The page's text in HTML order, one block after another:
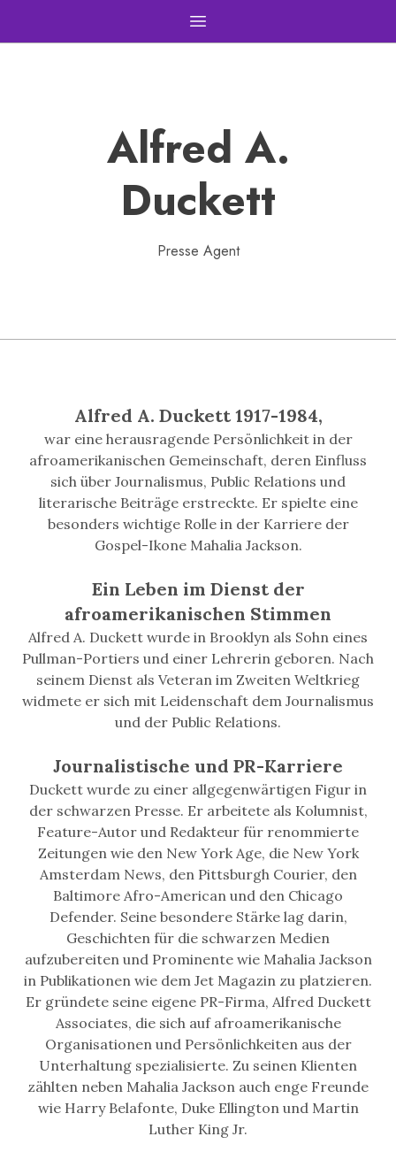
Open main menu
Alfred A.
Duckett
Presse Agent
Alfred A. Duckett 1917-1984,
war eine herausragende Persönlichkeit in der
afroamerikanischen Gemeinschaft, deren Einfluss
sich über Journalismus, Public Relations und
literarische Beiträge erstreckte. Er spielte eine
besonders wichtige Rolle in der Karriere der
Gospel-Ikone Mahalia Jackson.
Ein Leben im Dienst der
afroamerikanischen Stimmen
Alfred A. Duckett wurde in Brooklyn als Sohn eines
Pullman-Portiers und einer Lehrerin geboren. Nach
seinem Dienst als Veteran im Zweiten Weltkrieg
widmete er sich mit Leidenschaft dem Journalismus
und der Public Relations.
Journalistische und PR-Karriere
Duckett wurde zu einer allgegenwärtigen Figur in
der schwarzen Presse. Er arbeitete als Kolumnist,
Feature-Autor und Redakteur für renommierte
Zeitungen wie den New York Age, die New York
Amsterdam News, den Pittsburgh Courier, den
Baltimore Afro-American und den Chicago
Defender. Seine besondere Stärke lag darin,
Geschichten für die schwarzen Medien
aufzubereiten und Prominente wie Mahalia Jackson
in Publikationen wie dem Jet Magazin zu platzieren.
Er gründete seine eigene PR-Firma, Alfred Duckett
Associates, die sich auf afroamerikanische
Organisationen und Persönlichkeiten aus der
Unterhaltung spezialisierte. Zu seinen Klienten
zählten neben Mahalia Jackson auch enge Freunde
wie Harry Belafonte, Duke Ellington und Martin
Luther King Jr.